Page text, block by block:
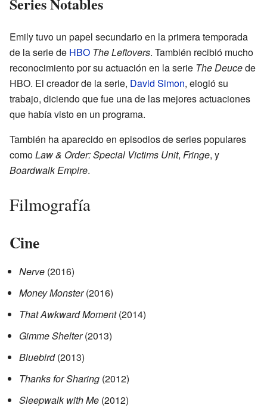
Emily tuvo un papel secundario en la primera temporada
de la serie de HBO The Leftovers. También recibió mucho
reconocimiento por su actuación en la serie The Deucede
HBO. El creador de la serie, David Simon, elogió su
trabajo, diciendo que fue una de las mejores actuaciones
que había visto en un programa.
También ha aparecido en episodios de series populares
comoLaw & Order: Special Victims Unit, Fringe, y
Boardwalk Empire.
Filmografía
Cine
Nerve (2016)
Money Monster(2016)
That Awkward Moment(2014)
Gimme Shelter(2013)
Bluebird(2013)
Thanks for Sharing (2012)
Sleepwalk with Me (2012)